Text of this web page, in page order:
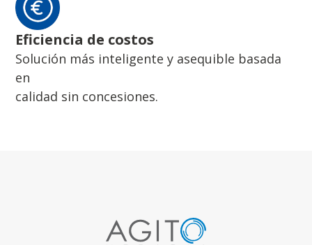
Eficiencia de costos
Solución más inteligente y asequible basada
en
calidad sin concesiones.